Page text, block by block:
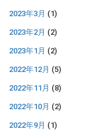
2023年3月 (1)
2023年2月 (2)
2023年1月 (2)
2022年12月 (5)
2022年11月 (8)
2022年10月 (2)
2022年9月 (1)